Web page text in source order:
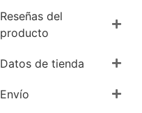
Reseñas del
producto
Datos de tienda
Envío